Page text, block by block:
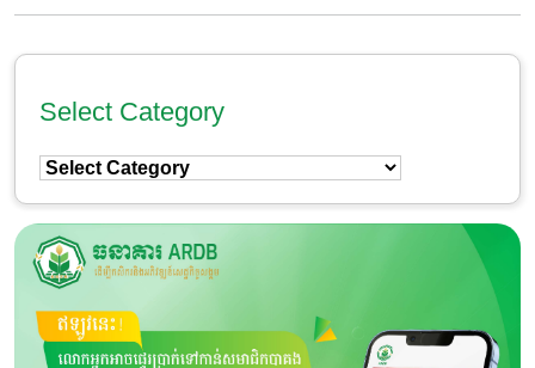
Select Category
Select
Category